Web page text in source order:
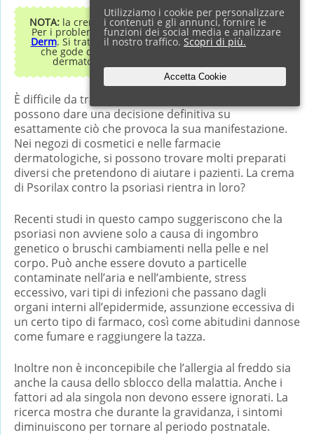
NOTA: la crema spray Psorilax non viene più prodotta.
Per i problemi della pelle e la psoriasi consigliamoDr
Derm. Si tratta di una crema completamente naturale
che gode di ottime recensioni da parte di utenti e
dermatologi. Per saperne di più su Dr Derm!
È difficile da trattare, e gli scienziati ancora non
possono dare una decisione definitiva su
esattamente ciò che provoca la sua manifestazione.
Nei negozi di cosmetici e nelle farmacie
dermatologiche, si possono trovare molti preparati
diversi che pretendono di aiutare i pazienti. La crema
di Psorilax contro la psoriasi rientra in loro?
Recenti studi in questo campo suggeriscono che la
psoriasi non avviene solo a causa di ingombro
genetico o bruschi cambiamenti nella pelle e nel
corpo. Può anche essere dovuto a particelle
contaminate nell’aria e nell’ambiente, stress
eccessivo, vari tipi di infezioni che passano dagli
organi interni all’epidermide, assunzione eccessiva di
un certo tipo di farmaco, così come abitudini dannose
come fumare e raggiungere la tazza.
Inoltre non è inconcepibile che l’allergia al freddo sia
anche la causa dello sblocco della malattia. Anche i
fattori ad ala singola non devono essere ignorati. La
ricerca mostra che durante la gravidanza, i sintomi
diminuiscono per tornare al periodo postnatale.
Utilizziamo i cookie per personalizzare
i contenuti e gli annunci, fornire le
funzioni dei social media e analizzare
il nostro traffico. Scopri di più.
Accetta Cookie